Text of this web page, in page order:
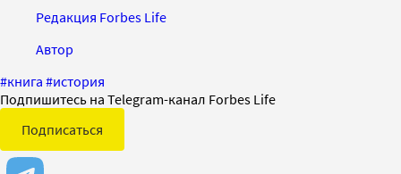
Редакция Forbes Life
Автор
#книга #история
Подпишитесь на Telegram-канал Forbes Life
Подписаться